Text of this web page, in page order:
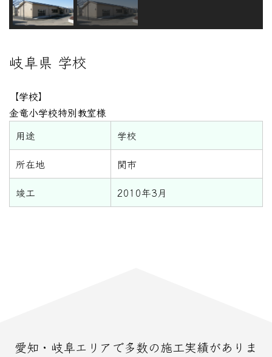
岐阜県 学校
【学校】
金竜小学校特別教室様
用途
学校
所在地
関市
竣工
2010年3月
愛知・岐阜エリアで多数の施工実績がありま